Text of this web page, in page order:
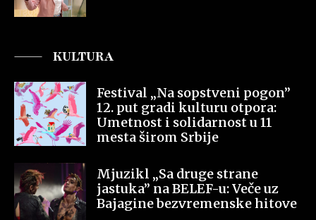
KULTURA
Festival „Na sopstveni pogon”
12. put gradi kulturu otpora:
Umetnost i solidarnost u 11
mesta širom Srbije
Mjuzikl „Sa druge strane
jastuka” na BELEF-u: Veče uz
Bajagine bezvremenske hitove